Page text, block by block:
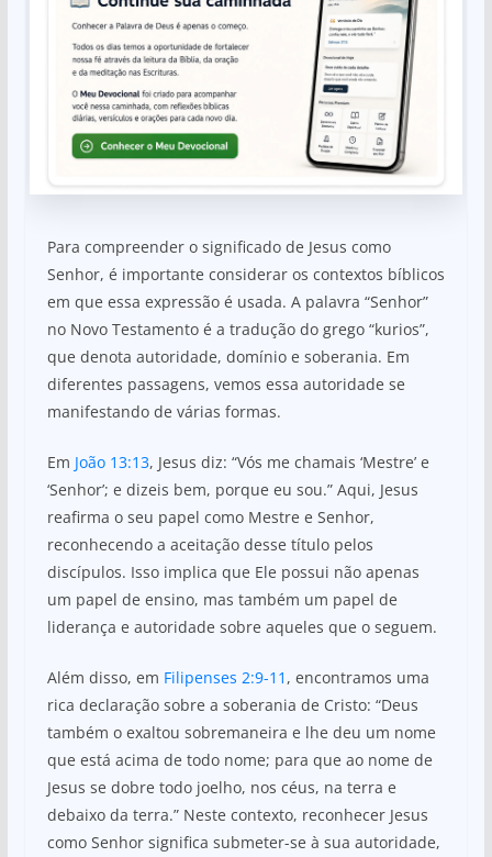
Para compreender o significado de Jesus como
Senhor, é importante considerar os contextos bíblicos
em que essa expressão é usada. A palavra “Senhor”
no Novo Testamento é a tradução do grego “kurios”,
que denota autoridade, domínio e soberania. Em
diferentes passagens, vemos essa autoridade se
manifestando de várias formas.
Em João 13:13, Jesus diz: “Vós me chamais ‘Mestre’ e
‘Senhor’; e dizeis bem, porque eu sou.” Aqui, Jesus
reafirma o seu papel como Mestre e Senhor,
reconhecendo a aceitação desse título pelos
discípulos. Isso implica que Ele possui não apenas
um papel de ensino, mas também um papel de
liderança e autoridade sobre aqueles que o seguem.
Além disso, em Filipenses 2:9-11 , encontramos uma
rica declaração sobre a soberania de Cristo: “Deus
também o exaltou sobremaneira e lhe deu um nome
que está acima de todo nome; para que ao nome de
Jesus se dobre todo joelho, nos céus, na terra e
debaixo da terra.” Neste contexto, reconhecer Jesus
como Senhor significa submeter-se à sua autoridade,